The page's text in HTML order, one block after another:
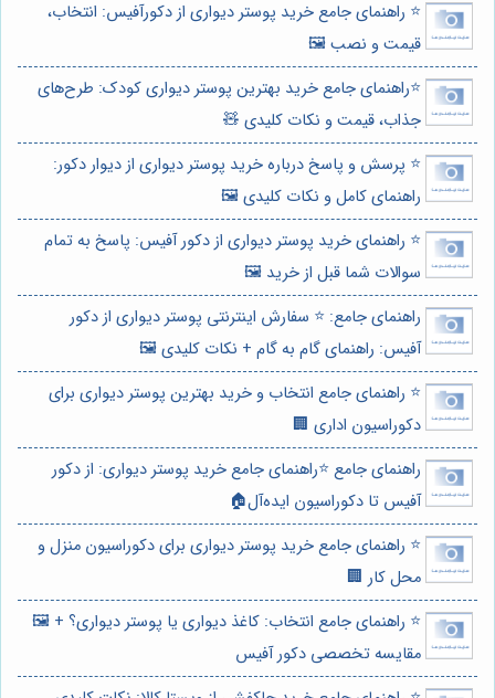
⭐️ راهنمای جامع خرید پوستر دیواری از دکورآفیس: انتخاب،
قیمت و نصب 🖼️
⭐️راهنمای جامع خرید بهترین پوستر دیواری کودک: طرح‌های
جذاب، قیمت و نکات کلیدی 🧸
⭐️ پرسش و پاسخ درباره خرید پوستر دیواری از دیوار دکور:
راهنمای کامل و نکات کلیدی 🖼️
⭐️ راهنمای خرید پوستر دیواری از دکور آفیس: پاسخ به تمام
سوالات شما قبل از خرید 🖼️
راهنمای جامع: ⭐️ سفارش اینترنتی پوستر دیواری از دکور
آفیس: راهنمای گام به گام + نکات کلیدی 🖼️
⭐️ راهنمای جامع انتخاب و خرید بهترین پوستر دیواری برای
دکوراسیون اداری 🏢
راهنمای جامع ⭐️راهنمای جامع خرید پوستر دیواری: از دکور
آفیس تا دکوراسیون ایده‌آل🏠
⭐️ راهنمای جامع خرید پوستر دیواری برای دکوراسیون منزل و
محل کار 🏢
⭐️ راهنمای جامع انتخاب: کاغذ دیواری یا پوستر دیواری؟ + 🖼️
مقایسه تخصصی دکور آفیس